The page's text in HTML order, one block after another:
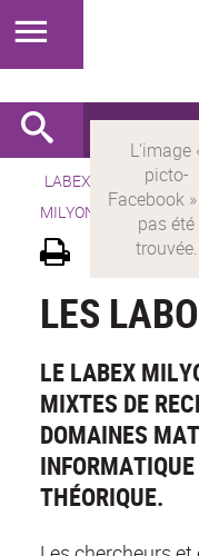
LABEX > LABEX
MILYON > Découvrir le
LES
LE LABEX
MIXTES DE
DOMAINES
THÉORIQUE.